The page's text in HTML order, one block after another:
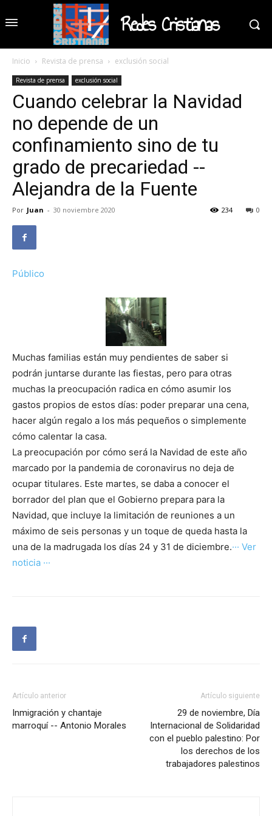
Redes Cristianas
Inicio Revista de prensa exclusión social
Revista de prensa exclusión social
Cuando celebrar la Navidad
no depende de un
confinamiento sino de tu
grado de precariedad --
Alejandra de la Fuente
Por Juan - 30 noviembre 2020 0
234
Público
Muchas familias están muy pendientes de saber si
podrán juntarse durante las fiestas, pero para otras
muchas la preocupación radica en cómo asumir los
gastos propios de estos días: poder preparar una cena,
hacer algún regalo a los más pequeños o simplemente
cómo calentar la casa.
La preocupación por cómo será la Navidad de este año
marcado por la pandemia de coronavirus no deja de
ocupar titulares. Este martes, se daba a conocer el
borrador del plan que el Gobierno prepara para la
Navidad, que incluye la limitación de reuniones a un
máximo de seis personas y un toque de queda hasta la
una de la madrugada los días 24 y 31 de diciembre.··· Ver
noticia ···
Artículo anterior
Inmigración y chantaje
marroquí -- Antonio Morales
Artículo siguiente
29 de noviembre, Día
Internacional de Solidaridad
con el pueblo palestino: Por
los derechos de los
trabajadores palestinos